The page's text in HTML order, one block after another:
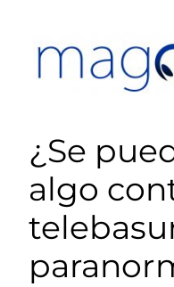
contenido
¿Se
algo